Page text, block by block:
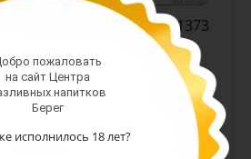
Арт. 11373
светлое н/ф
Алк: 4.5%
Плотность: 12%
219.00 руб.
пожаловать
на сайт Центра
напитков
Берег
исполнилось 18 лет?